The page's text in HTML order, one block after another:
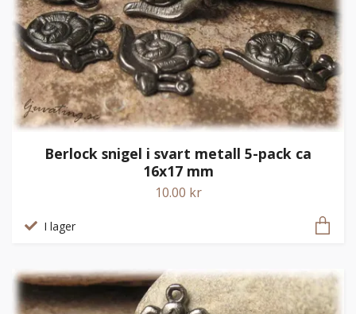
Berlock snigel i svart metall 5-pack ca
16x17 mm
10.00 kr
I lager